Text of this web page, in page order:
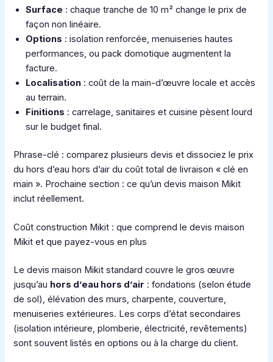
Surface : chaque tranche de 10 m² change le prix de
façon non linéaire.
Options : isolation renforcée, menuiseries hautes
performances, ou pack domotique augmentent la
facture.
Localisation : coût de la main-d’œuvre locale et accès
au terrain.
Finitions : carrelage, sanitaires et cuisine pèsent lourd
sur le budget final.
Phrase-clé : comparez plusieurs devis et dissociez le prix
du hors d’eau hors d’air du coût total de livraison « clé en
main ». Prochaine section : ce qu’un devis maison Mikit
inclut réellement.
Coût construction Mikit : que comprend le devis maison
Mikit et que payez-vous en plus
Le devis maison Mikit standard couvre le gros œuvre
jusqu’au hors d’eau hors d’air : fondations (selon étude
de sol), élévation des murs, charpente, couverture,
menuiseries extérieures. Les corps d’état secondaires
(isolation intérieure, plomberie, électricité, revêtements)
sont souvent listés en options ou à la charge du client.